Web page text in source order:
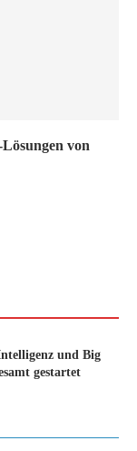
von
und Big
gestartet